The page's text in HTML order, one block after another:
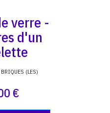
verre -
d'un
(LES)
€